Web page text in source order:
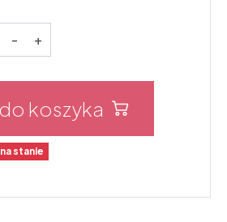
- +
koszyka
stanie